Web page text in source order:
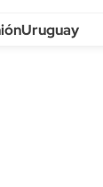
Uruguay